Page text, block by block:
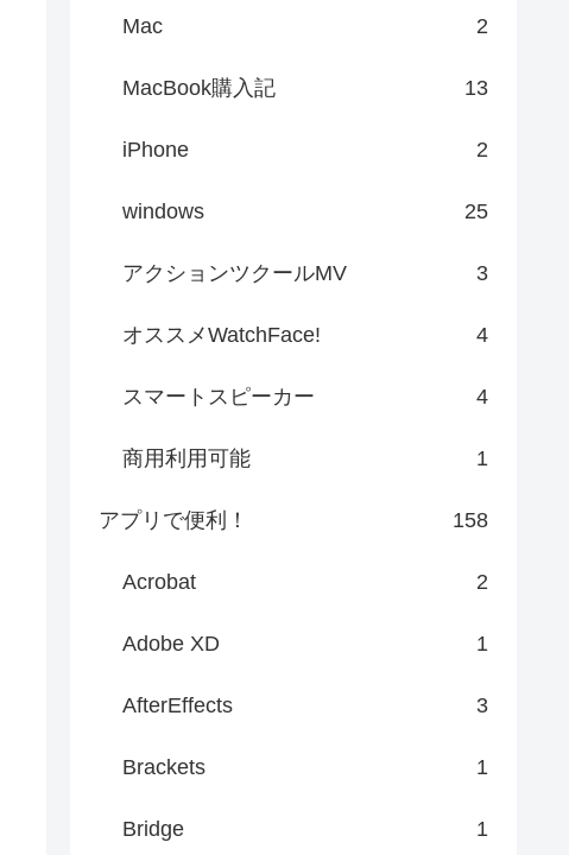
Mac 2
MacBook購入記 13
iPhone 2
windows 25
アクションツクールMV 3
オススメWatchFace! 4
スマートスピーカー 4
商用利用可能 1
アプリで便利！ 158
Acrobat 2
Adobe XD 1
AfterEffects 3
Brackets 1
Bridge 1